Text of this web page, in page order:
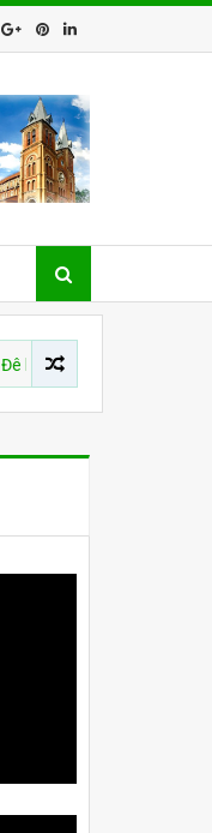
bị xử tù 7 năm với